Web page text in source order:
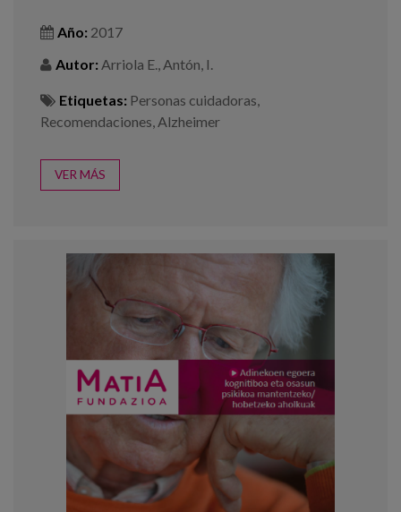
Año: 2017
Autor: Arriola E., Antón, I.
Etiquetas: Personas cuidadoras
Recomendaciones Alzheimer
VER MÁS